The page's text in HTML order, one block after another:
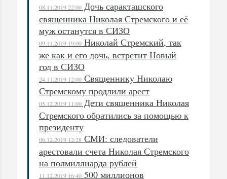
08.11.2019 22:00 Дочь саракташского
священника Николая Стремского и её
муж останутся в СИЗО
09.11.2019 19:00 Николай Стремский, так
же как и его дочь, встретит Новый
год в СИЗО
24.11.2019 12:00 Священнику Николаю
Стремскому продлили арест
05.12.2019 11:00 Дети священника Николая
Стремского обратились за помощью к
президенту
06.12.2019 12:28 СМИ: следователи
арестовали счета Николая Стремского
на полмиллиарда рублей
11.12.2019 16:40 500 миллионов